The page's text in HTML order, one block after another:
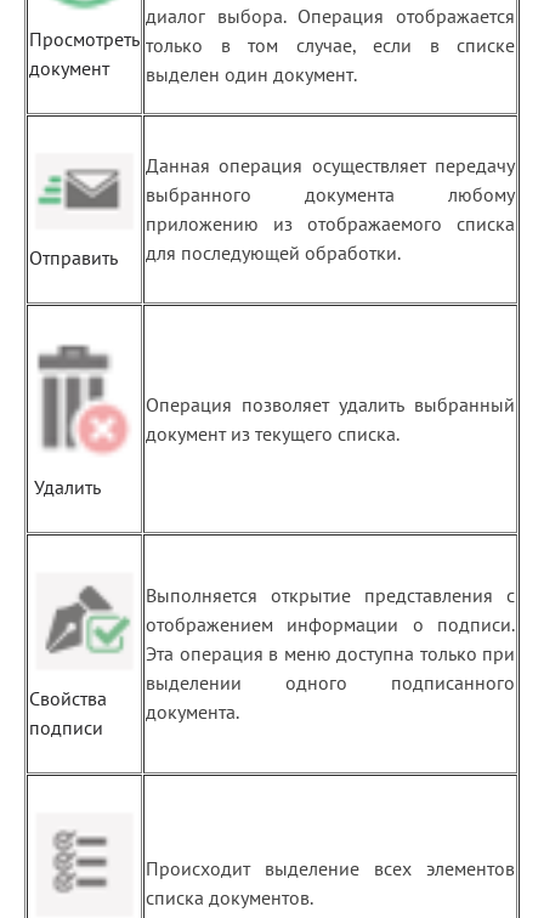
Просмотреть
документ
диалог выбора. Операция отображается
только в том случае, если в списке
выделен один документ.
Отправить
Данная операция осуществляет передачу
выбранного документа любому
приложению из отображаемого списка
для последующей обработки.
Удалить
Операция позволяет удалить выбранный
документ из текущего списка.
Свойства
подписи
Выполняется открытие представления с
отображением информации о подписи.
Эта операция в меню доступна только при
выделении одного подписанного
документа.
Происходит выделение всех элементов
списка документов.